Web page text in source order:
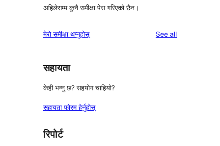
अहिलेसम्म कुनै समीक्षा पेस गरिएको छैन।
मेरो समीक्षा थप्नुहोस् See allreviews
सहायता
केही भन्नु छ? सहयोग चाहियो?
सहायता फोरम हेर्नुहोस्
रिपोर्ट